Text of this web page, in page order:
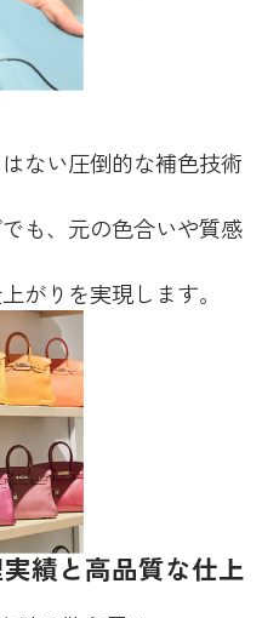
ない圧倒的な補色技術
も、元の色合いや質感
がりを実現します。
績と高品質な仕上